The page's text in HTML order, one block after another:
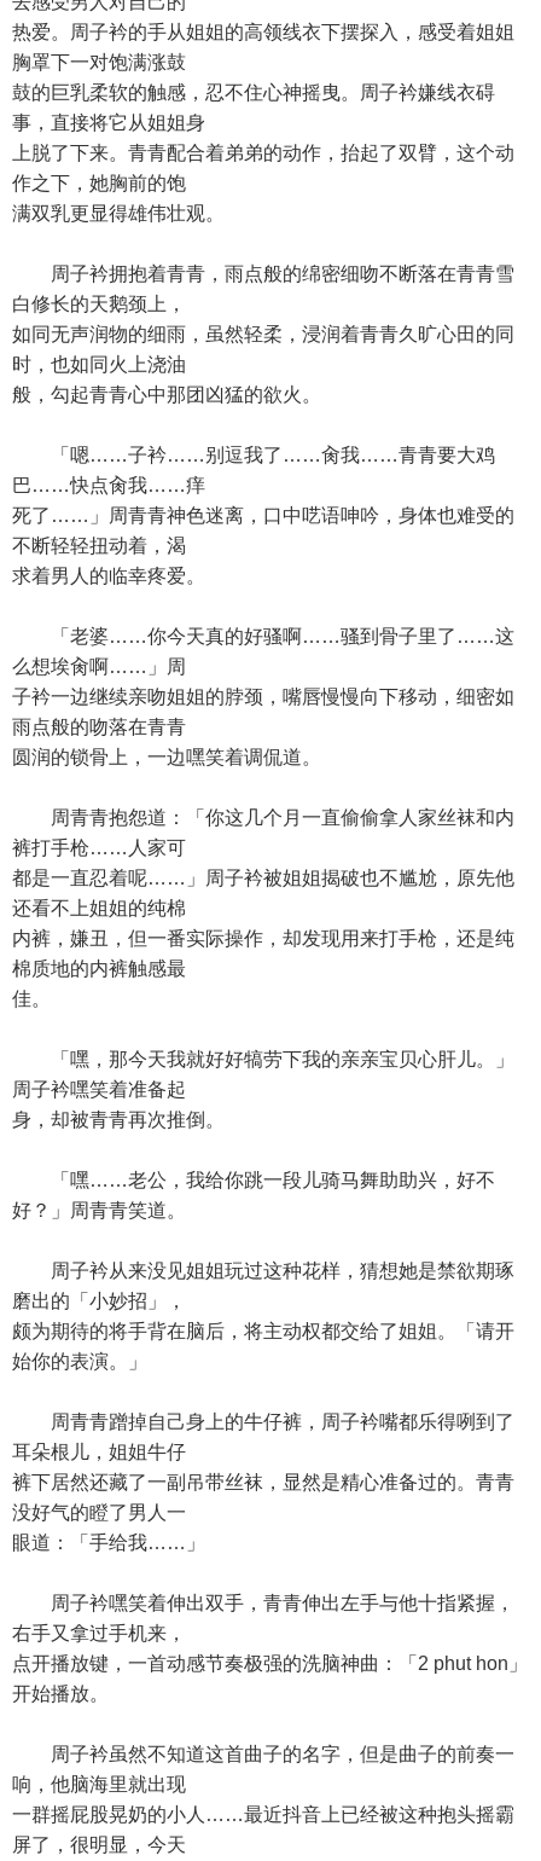
热爱。周子衿的手从姐姐的高领线衣下摆探入，感受着姐姐
胸罩下一对饱满涨鼓
鼓的巨乳柔软的触感，忍不住心神摇曳。周子衿嫌线衣碍
事，直接将它从姐姐身
上脱了下来。青青配合着弟弟的动作，抬起了双臂，这个动
作之下，她胸前的饱
满双乳更显得雄伟壮观。
周子衿拥抱着青青，雨点般的绵密细吻不断落在青青雪
白修长的天鹅颈上，
如同无声润物的细雨，虽然轻柔，浸润着青青久旷心田的同
时，也如同火上浇油
般，勾起青青心中那团凶猛的欲火。
「嗯……子衿……别逗我了……肏我……青青要大鸡
巴……快点肏我……痒
死了……」周青青神色迷离，口中呓语呻吟，身体也难受的
不断轻轻扭动着，渴
求着男人的临幸疼爱。
「老婆……你今天真的好骚啊……骚到骨子里了……这
么想埃肏啊……」周
子衿一边继续亲吻姐姐的脖颈，嘴唇慢慢向下移动，细密如
雨点般的吻落在青青
圆润的锁骨上，一边嘿笑着调侃道。
周青青抱怨道：「你这几个月一直偷偷拿人家丝袜和内
裤打手枪……人家可
都是一直忍着呢……」周子衿被姐姐揭破也不尴尬，原先他
还看不上姐姐的纯棉
内裤，嫌丑，但一番实际操作，却发现用来打手枪，还是纯
棉质地的内裤触感最
佳。
「嘿，那今天我就好好犒劳下我的亲亲宝贝心肝儿。」
周子衿嘿笑着准备起
身，却被青青再次推倒。
「嘿……老公，我给你跳一段儿骑马舞助助兴，好不
好？」周青青笑道。
周子衿从来没见姐姐玩过这种花样，猜想她是禁欲期琢
磨出的「小妙招」，
颇为期待的将手背在脑后，将主动权都交给了姐姐。「请开
始你的表演。」
周青青蹭掉自己身上的牛仔裤，周子衿嘴都乐得咧到了
耳朵根儿，姐姐牛仔
裤下居然还藏了一副吊带丝袜，显然是精心准备过的。青青
没好气的瞪了男人一
眼道：「手给我……」
周子衿嘿笑着伸出双手，青青伸出左手与他十指紧握，
右手又拿过手机来，
点开播放键，一首动感节奏极强的洗脑神曲：「2 phut hon」
开始播放。
周子衿虽然不知道这首曲子的名字，但是曲子的前奏一
响，他脑海里就出现
一群摇屁股晃奶的小人……最近抖音上已经被这种抱头摇霸
屏了，很明显，今天